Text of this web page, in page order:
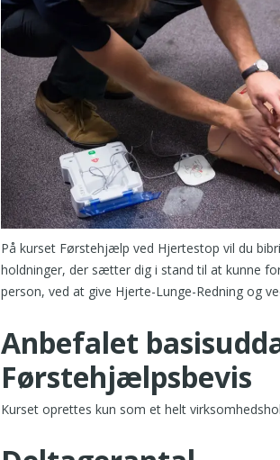
På kurset Førstehjælp ved Hjertestop vil du
holdninger, der sætter dig i stand til at kunne
person, ved at give Hjerte-Lunge-Redning og
Anbefalet
Førstehjælpsbevis
Kurset oprettes kun som et helt